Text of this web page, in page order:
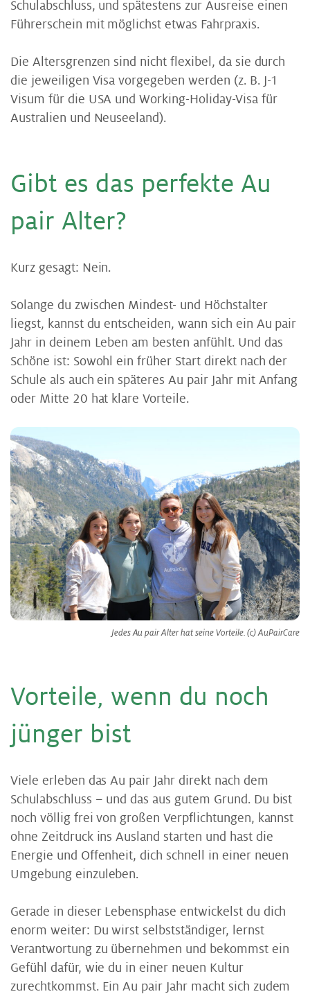
Schulabschluss, und spätestens zur Ausreise einen
Führerschein mit möglichst etwas Fahrpraxis.
Die Altersgrenzen sind nicht flexibel, da sie durch
die jeweiligen Visa vorgegeben werden (z. B. J-1
Visum für die USA und Working-Holiday-Visa für
Australien und Neuseeland).
Gibt es das per­fek­te Au
pair Al­ter?
Kurz gesagt: Nein.
Solange du zwischen Mindest- und Höchstalter
liegst, kannst du entscheiden, wann sich ein Au pair
Jahr in deinem Leben am besten anfühlt. Und das
Schöne ist: Sowohl ein früher Start direkt nach der
Schule als auch ein späteres Au pair Jahr mit Anfang
oder Mitte 20 hat klare Vorteile.
Jedes Au pair Alter hat seine Vorteile. (c) AuPairCare
Vor­tei­le, wenn du noch
jün­ger bist
Viele erleben das Au pair Jahr direkt nach dem
Schulabschluss – und das aus gutem Grund. Du bist
noch völlig frei von großen Verpflichtungen, kannst
ohne Zeitdruck ins Ausland starten und hast die
Energie und Offenheit, dich schnell in einer neuen
Umgebung einzuleben.
Gerade in dieser Lebensphase entwickelst du dich
enorm weiter: Du wirst selbstständiger, lernst
Verantwortung zu übernehmen und bekommst ein
Gefühl dafür, wie du in einer neuen Kultur
zurechtkommst. Ein Au pair Jahr macht sich zudem